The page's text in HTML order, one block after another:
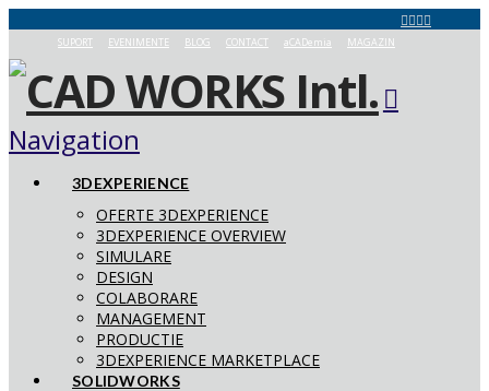
SUPORT EVENIMENTE BLOG CONTACT aCADemia MAGAZIN
Navigation
3DEXPERIENCE
OFERTE 3DEXPERIENCE
3DEXPERIENCE OVERVIEW
SIMULARE
DESIGN
COLABORARE
MANAGEMENT
PRODUCTIE
3DEXPERIENCE MARKETPLACE
SOLIDWORKS